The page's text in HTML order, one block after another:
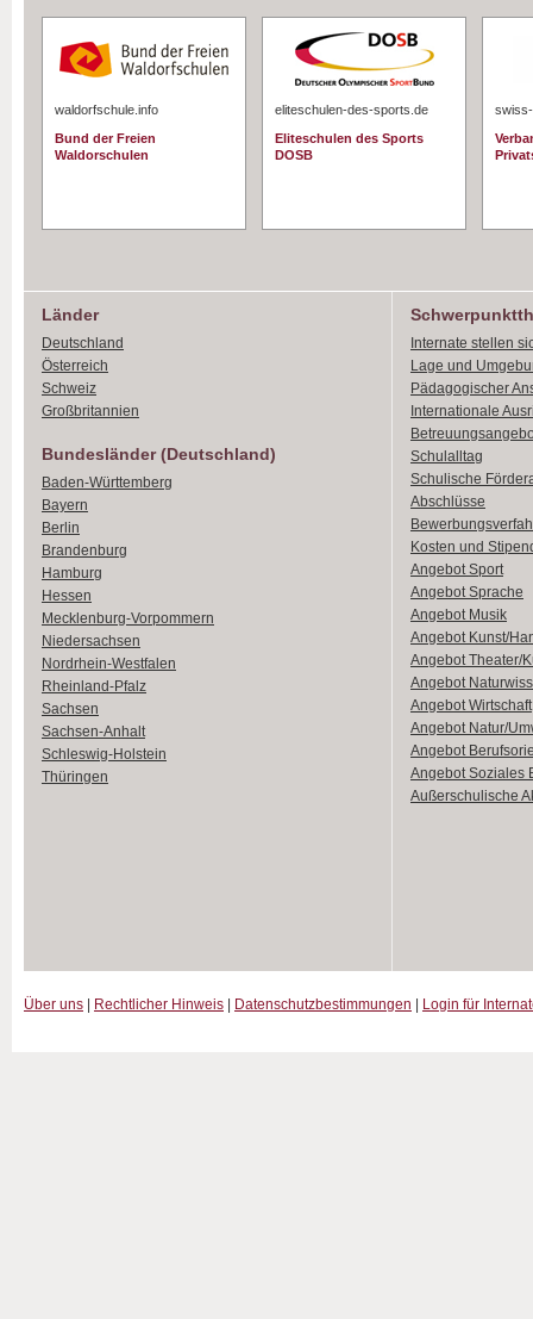
waldorfschule.info
Bund der Freien
Waldorschulen
eliteschulen-des-sports.de
Eliteschulen des Sports
DOSB
Länder
Deutschland
Österreich
Schweiz
Großbritannien
Bundesländer (Deutschland)
Baden-Württemberg
Bayern
Berlin
Brandenburg
Hamburg
Hessen
Mecklenburg-Vorpommern
Niedersachsen
Nordrhein-Westfalen
Rheinland-Pfalz
Sachsen
Sachsen-Anhalt
Schleswig-Holstein
Thüringen
Internate stellen
Lage und
Pädagogischer
Internationale
Schulalltag
Schulische
Abschlüsse
Kosten und
Angebot Sport
Angebot Sprache
Angebot Musik
Angebot Kunst/
Angebot Theater/
Angebot
Angebot Wirtschaft
Angebot Natur/
Angebot
Angebot Soziales
Außerschulische
Über uns Rechtlicher Hinweis Datenschutzbestimmungen Login für